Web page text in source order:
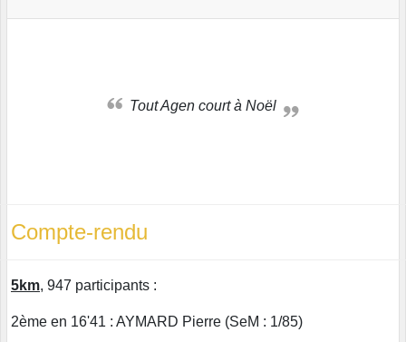
Tout Agen court à Noël
Compte-rendu
5km, 947 participants :
2ème en 16'41 : AYMARD Pierre (SeM : 1/85)